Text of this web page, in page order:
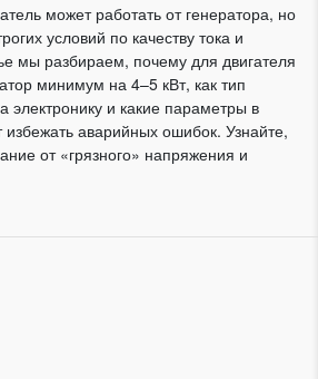
может работать от генератора, но
условий по качеству тока и
мы разбираем, почему для двигателя
минимум на 4–5 кВт, как тип
электронику и какие параметры в
избежать аварийных ошибок. Узнайте,
от «грязного» напряжения и